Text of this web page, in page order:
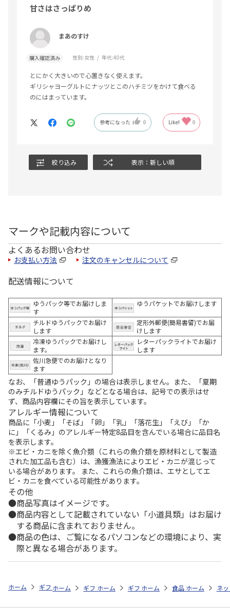
甘さはさっぱりめ
まあのすけ
購入確認済み 性別:女性 年代:40代
とにかく大きいので心置きなく使えます。
ギリシャヨーグルトにナッツとこのハチミツをかけて食べる
のにはまっています。
参考になった 0 Like! 0
絞り込み 表示：新しい順
マークや記載内容について
よくあるお問い合わせ
お支払い方法 注文のキャンセルについて
配送情報について
ゆうパック等でお届けしま
す
ゆうパケットでお届けします
チルドゆうパックでお届け
します
定形外郵便(簡易書留)でお届
けします
冷凍ゆうパックでお届けし
ます。
レターパックライトでお届け
します
佐川急便でのお届けとなり
ます
なお、「普通ゆうパック」の場合は表示しません。また、「夏期
のみチルドゆうパック」などとなる場合は、記号での表示はせ
ず、商品内容欄にその旨を表示しています。
アレルギー情報について
商品に「小麦」「そば」「卵」「乳」「落花生」「えび」「か
に」「くるみ」のアレルギー特定8品目を含んでいる場合に品目名
を表示します。
※エビ・カニを除く魚介類（これらの魚介類を原材料として製造
された加工品も含む）は、漁獲漁法によりエビ・カニが混じって
いる場合があります。 また、これらの魚介類は、エサとしてエ
ビ・カニを食べている可能性があります。
その他
商品写真はイメージです。
商品内容として記載されていない「小道具類」はお届け
する商品に含まれておりません。
商品の色は、ご覧になるパソコンなどの環境により、実
際と異なる場合があります。
ホーム ギフトストア 帰省で贈りたいお土産特集 カテゴリから探す
ホーム ギフトストア 帰省で贈りたいお土産特集 シ
ホーム ギフトストア 帰省で贈りたいお
ホーム 食品・グルメストア
ホーム ネ